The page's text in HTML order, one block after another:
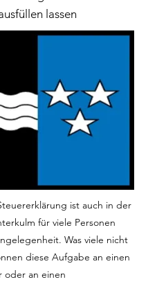
lassen
ist auch in der
für viele Personen
Was viele nicht
diese Aufgabe an einen
oder an einen